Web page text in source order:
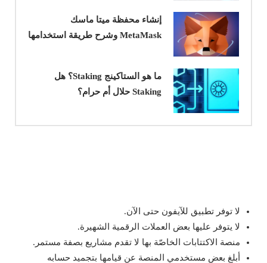
إنشاء محفظة ميتا ماسك
MetaMask وشرح طريقة استخدامها
ما هو الستاكينج Staking؟ هل
Staking حلال أم حرام؟
لا توفر تطبيق للآيفون حتى الآن.
لا يتوفر عليها بعض العملات الرقمية الشهيرة.
منصة الاكتتابات الخاصّة بها لا تقدم مشاريع بصفة مستمر.
أبلغ بعض مستخدمي المنصة عن قيامها بتجميد حسابه